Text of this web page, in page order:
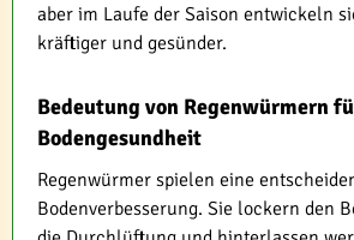
aber im Laufe der Saison entwickeln
kräftiger und gesünder.
Bedeutung von Regenwürmern
Bodengesundheit
Regenwürmer spielen eine
Bodenverbesserung. Sie lockern den